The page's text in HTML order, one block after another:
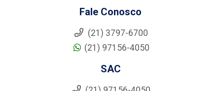
Fale Conosco
(21) 3797-6700
(21) 97156-4050
SAC